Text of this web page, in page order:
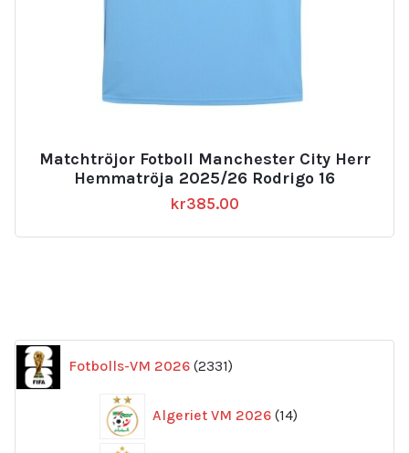
Matchtröjor Fotboll Manchester City Herr
Hemmatröja 2025/26 Rodrigo 16
kr385.00
Fotbolls-VM 2026 2331
produkter
Algeriet VM 2026 14
produkter